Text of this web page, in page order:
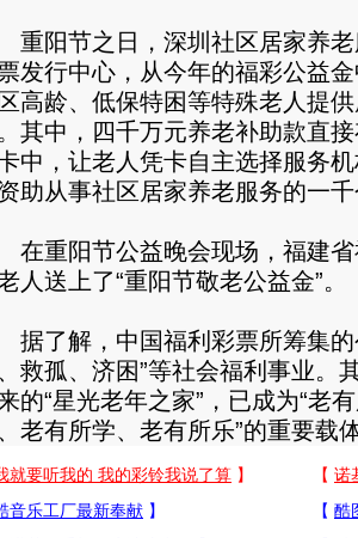
阳节之日，深圳社区居家养老
发行中心，从今年的福彩公益
高龄、低保特困等特殊老人提
其中，四千万元养老补助款直
中，让老人凭卡自主选择服务
助从事社区居家养老服务的一
重阳节公益晚会现场，福建省
人送上了“重阳节敬老公益金”。
了解，中国福利彩票所筹集的
救孤、济困”等社会福利事业。
的“星光老年之家”，已成为“老
老有所学、老有所乐”的重要载